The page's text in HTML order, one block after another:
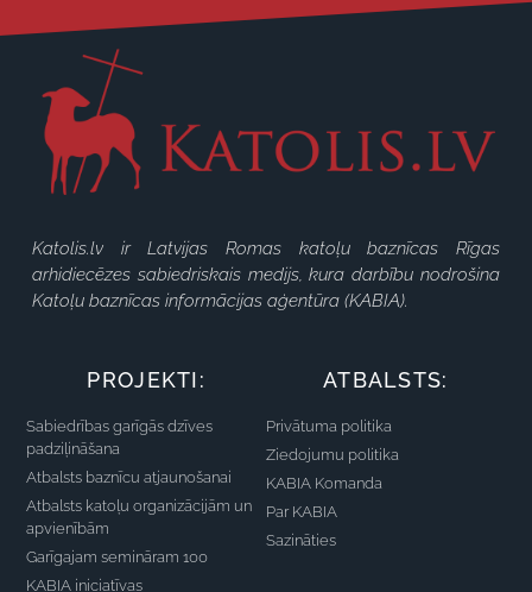
Katolis.lv ir Latvijas Romas katoļu baznīcas Rīgas
arhidiecēzes sabiedriskais medijs, kura darbību nodrošina
Katoļu baznīcas informācijas aģentūra (KABIA).
PROJEKTI:
Sabiedrības garīgās dzīves
padziļināšana
Atbalsts baznīcu atjaunošanai
Atbalsts katoļu organizācijām un
apvienībām
Garīgajam semināram 100
KABIA iniciatīvas
ATBALSTS:
Privātuma politika
Ziedojumu politika
KABIA Komanda
Par KABIA
Sazināties